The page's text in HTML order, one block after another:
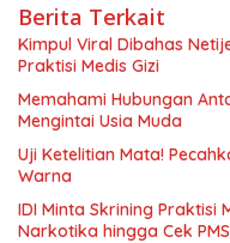
Berita Terkait
Kimpul Viral Dibahas
Praktisi Medis Gizi
Memahami Hubungan
Mengintai Usia Muda
Uji Ketelitian Mata!
Warna
IDI Minta Skrining Praktisi
Narkotika hingga Cek PMS